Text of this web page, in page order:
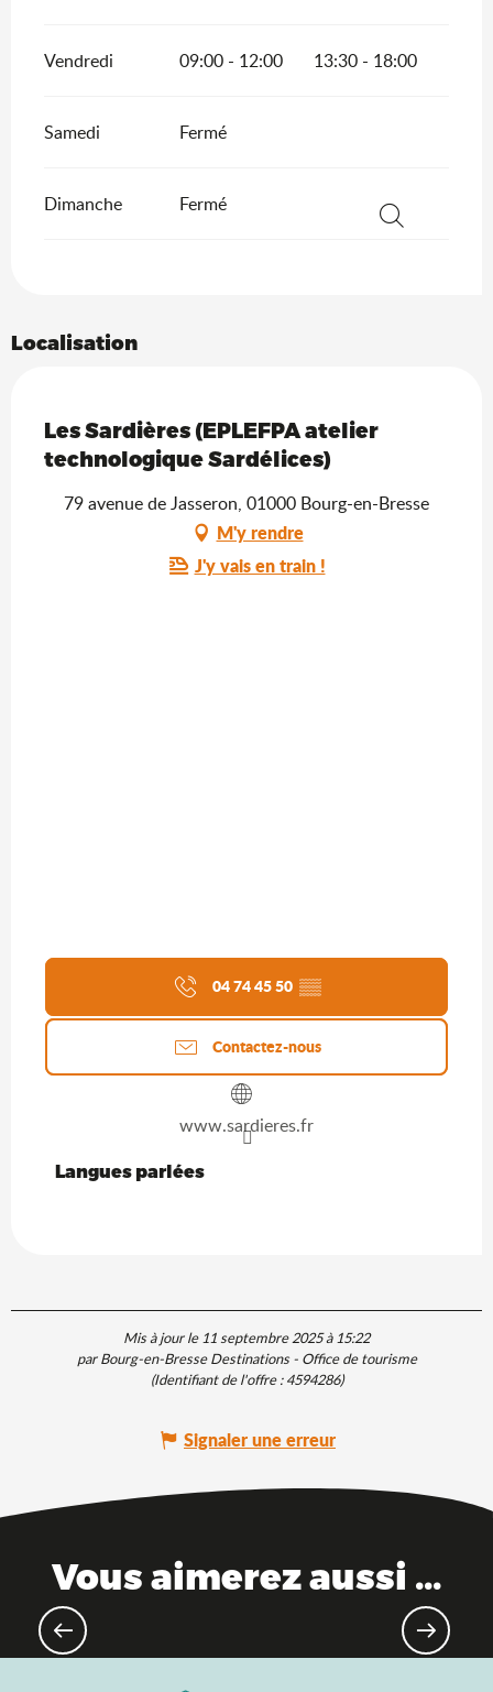
Vendredi 09:00 - 12:00 13:30 - 18:00
Samedi Fermé
Dimanche Fermé
Localisation
Les Sardières (EPLEFPA atelier
technologique Sardélices)
79 avenue de Jasseron, 01000 Bourg-en-Bresse
M'y rendre
J'y vais en train !
04 74 45 50 ▒▒
Contactez-nous
www.sardieres.fr
Langues parlées
Langues parlées
Mis à jour le 11 septembre 2025 à 15:22
par Bourg-en-Bresse Destinations - Office de tourisme
(Identifiant de l'offre :4594286)
Signaler une erreur
Vous aimerez aussi ...
Le top des richesses naturelles